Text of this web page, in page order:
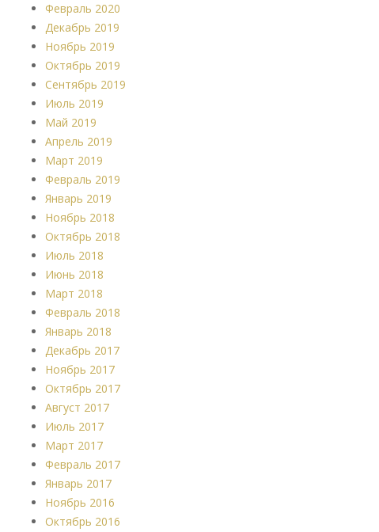
Февраль 2020
Декабрь 2019
Ноябрь 2019
Октябрь 2019
Сентябрь 2019
Июль 2019
Май 2019
Апрель 2019
Март 2019
Февраль 2019
Январь 2019
Ноябрь 2018
Октябрь 2018
Июль 2018
Июнь 2018
Март 2018
Февраль 2018
Январь 2018
Декабрь 2017
Ноябрь 2017
Октябрь 2017
Август 2017
Июль 2017
Март 2017
Февраль 2017
Январь 2017
Ноябрь 2016
Октябрь 2016